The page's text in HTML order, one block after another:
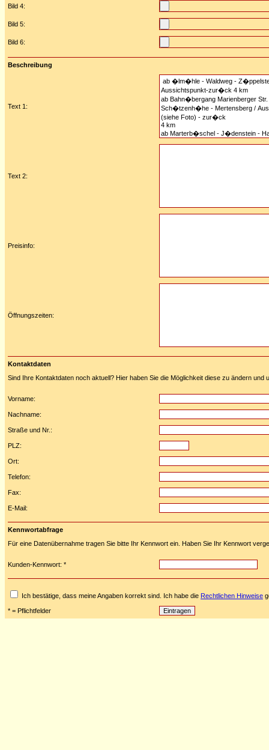
Bild 4:
Bild 5:
Bild 6:
Beschreibung
Text 1:
Text 2:
Preisinfo:
Öffnungszeiten:
Kontaktdaten
Sind Ihre Kontaktdaten noch aktuell? Hier haben Sie die Möglichkeit diese zu ändern und
Vorname:
Nachname:
Straße und Nr.:
PLZ:
Ort:
Telefon:
Fax:
E-Mail:
Kennwortabfrage
Für eine Datenübernahme tragen Sie bitte Ihr Kennwort ein. Haben Sie Ihr Kennwort
Kunden-Kennwort: *
Ich bestätige, dass meine Angaben korrekt sind. Ich habe die Rechtlichen Hinweise
* = Pflichtfelder